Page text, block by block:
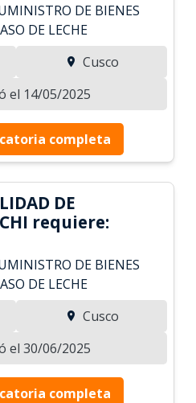
DE BIENES
DE LECHE
Cusco
el 14/05/2025
completa
DE
requiere:
DE BIENES
DE LECHE
Cusco
el 30/06/2025
completa